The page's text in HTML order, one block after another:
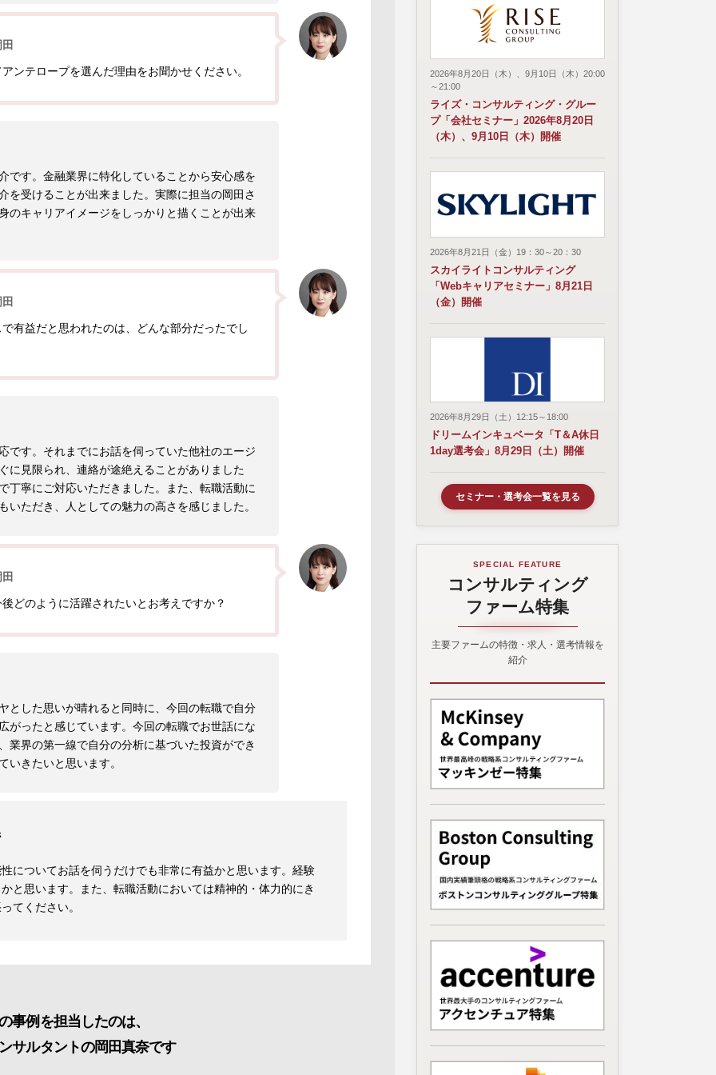
ンテロープを選んだ理由をお聞かせください。
です。金融業界に特化していることから安心感を
を受けることが出来ました。実際に担当の岡田さ
のキャリアイメージをしっかりと描くことが出来
有益だと思われたのは、どんな部分だったでし
です。それまでにお話を伺っていた他社のエージ
に見限られ、連絡が途絶えることがありました
丁寧にご対応いただきました。また、転職活動に
いただき、人としての魅力の高さを感じました。
どのように活躍されたいとお考えですか？
とした思いが晴れると同時に、今回の転職で自分
がったと感じています。今回の転職でお世話にな
業界の第一線で自分の分析に基づいた投資ができ
いきたいと思います。
についてお話を伺うだけでも非常に有益かと思います。経験
と思います。また、転職活動においては精神的・体力的にき
てください。
事例を担当したのは、
サルタントの岡田真奈です
2026年8月20日（木）、9月10日（木）20:00
～21:00
ライズ・コンサルティング・グルー
プ「会社セミナー」2026年8月20日
（木）、9月10日（木）開催
2026年8月21日（金）19：30～20：30
スカイライトコンサルティング
「Webキャリアセミナー」8月21日
（金）開催
2026年8月29日（土）12:15～18:00
ドリームインキュベータ「T＆A休日
1day選考会」8月29日（土）開催
セミナー・選考会一覧を見る
SPECIAL FEATURE
コンサルティング
ファーム特集
主要ファームの特徴・求人・選考情報を
紹介